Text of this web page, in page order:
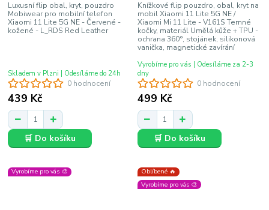
0 hodnocení
Luxusní flip obal, kryt, pouzdro
Mobiwear pro mobilní telefon
Xiaomi 11 Lite 5G NE - Červené -
kožené - L_RDS Red Leather
439 Kč
Skladem v Plzni | Odesíláme do 24h
🛒 Do košíku
0 hodnocení
Knížkové flip pouzdro, obal, kryt na
mobil Xiaomi 11 Lite 5G NE /
Xiaomi Mi 11 Lite - V161S Temné
kočky, materiál Umělá kůže + TPU -
ochrana 360°, stojánek, silikonová
vanička, magnetické zavírání
499 Kč
Vyrobíme pro vás | Odesíláme za 2-3
dny
🛒 Do košíku
Vyrobíme pro vás 🎨
Oblíbené 🔥
Vyrobíme pro vás 🎨